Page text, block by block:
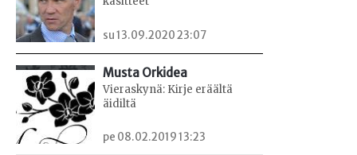
su 13.09.2020 23:07
Musta Orkidea
Vieraskynä: Kirje eräältä
äidiltä
pe 08.02.2019 13:23